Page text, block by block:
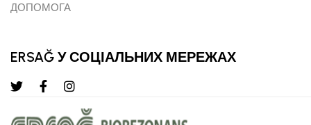
ДОПОМОГА
ERSAĞ У СОЦІАЛЬНИХ МЕРЕЖАХ